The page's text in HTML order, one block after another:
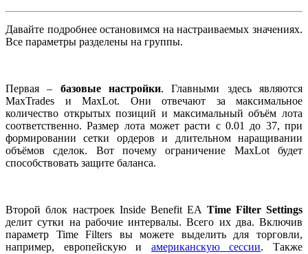
Давайте подробнее остановимся на настраиваемых значениях.
Все параметры разделены на группы.
Первая – базовые настройки. Главными здесь являются
MaxTrades и MaxLot. Они отвечают за максимальное
количество открытых позиций и максимальный объём лота
соответственно. Размер лота может расти с 0.01 до 37, при
формировании сетки ордеров и длительном наращивании
объёмов сделок. Вот почему ограничение MaxLot будет
способствовать защите баланса.
Второй блок настроек Inside Benefit EA Time Filter Settings
делит сутки на рабочие интервалы. Всего их два. Включив
параметр Time Filters вы можете выделить для торговли,
например, европейскую и американскую сессии. Также